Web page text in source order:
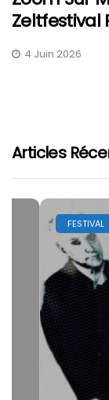
Zeltfestival
4 Juin 2026
Articles
FESTIVAL